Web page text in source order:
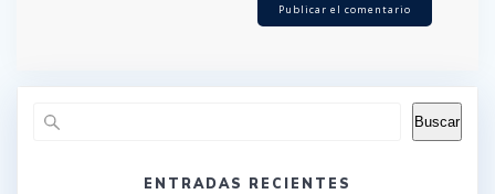
Buscar
ENTRADAS RECIENTES